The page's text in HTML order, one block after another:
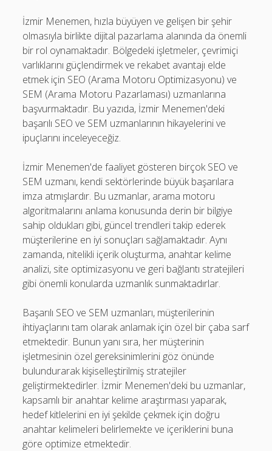
İzmir Menemen, hızla büyüyen ve gelişen bir şehir
olmasıyla birlikte dijital pazarlama alanında da önemli
bir rol oynamaktadır. Bölgedeki işletmeler, çevrimiçi
varlıklarını güçlendirmek ve rekabet avantajı elde
etmek için SEO (Arama Motoru Optimizasyonu) ve
SEM (Arama Motoru Pazarlaması) uzmanlarına
başvurmaktadır. Bu yazıda, İzmir Menemen'deki
başarılı SEO ve SEM uzmanlarının hikayelerini ve
ipuçlarını inceleyeceğiz.
İzmir Menemen'de faaliyet gösteren birçok SEO ve
SEM uzmanı, kendi sektörlerinde büyük başarılara
imza atmışlardır. Bu uzmanlar, arama motoru
algoritmalarını anlama konusunda derin bir bilgiye
sahip oldukları gibi, güncel trendleri takip ederek
müşterilerine en iyi sonuçları sağlamaktadır. Aynı
zamanda, nitelikli içerik oluşturma, anahtar kelime
analizi, site optimizasyonu ve geri bağlantı stratejileri
gibi önemli konularda uzmanlık sunmaktadırlar.
Başarılı SEO ve SEM uzmanları, müşterilerinin
ihtiyaçlarını tam olarak anlamak için özel bir çaba sarf
etmektedir. Bunun yanı sıra, her müşterinin
işletmesinin özel gereksinimlerini göz önünde
bulundurarak kişiselleştirilmiş stratejiler
geliştirmektedirler. İzmir Menemen'deki bu uzmanlar,
kapsamlı bir anahtar kelime araştırması yaparak,
hedef kitlelerini en iyi şekilde çekmek için doğru
anahtar kelimeleri belirlemekte ve içeriklerini buna
göre optimize etmektedir.